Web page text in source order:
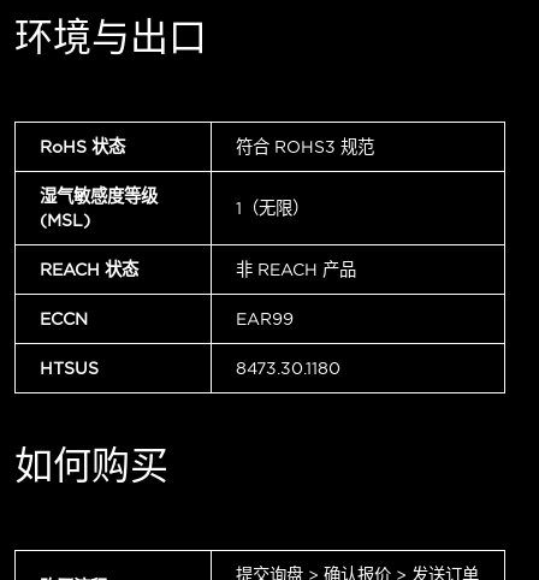
环境与出口
RoHS 状态 符合 ROHS3 规范
湿气敏感度等级
(MSL)
1（无限）
REACH 状态 非 REACH 产品
ECCN EAR99
HTSUS 8473.30.1180
如何购买
提交询盘 > 确认报价 > 发送订单